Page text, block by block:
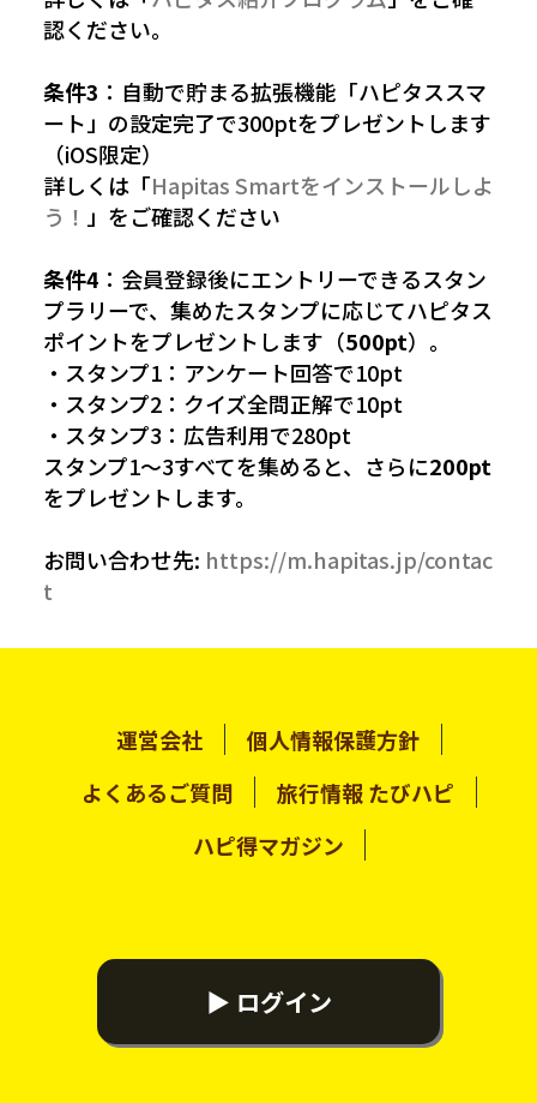
認ください。
条件3 ：自動で貯まる拡張機能「ハピタススマ
ート」の設定完了で300ptをプレゼントします
（iOS限定）
詳しくは「Hapitas Smartをインストールしよ
う！ 」をご確認ください
条件4 ：会員登録後にエントリーできるスタン
プラリーで、集めたスタンプに応じてハピタス
ポイントをプレゼントします（500pt）。
・スタンプ1：アンケート回答で10pt
・スタンプ2：クイズ全問正解で10pt
・スタンプ3：広告利用で280pt
スタンプ1〜3すべてを集めると、さらに200pt
をプレゼントします。
お問い合わせ先: https://m.hapitas.jp/contac
t
運営会社
個人情報保護方針
よくあるご質問
旅行情報 たびハピ
ハピ得マガジン
▶ ログイン